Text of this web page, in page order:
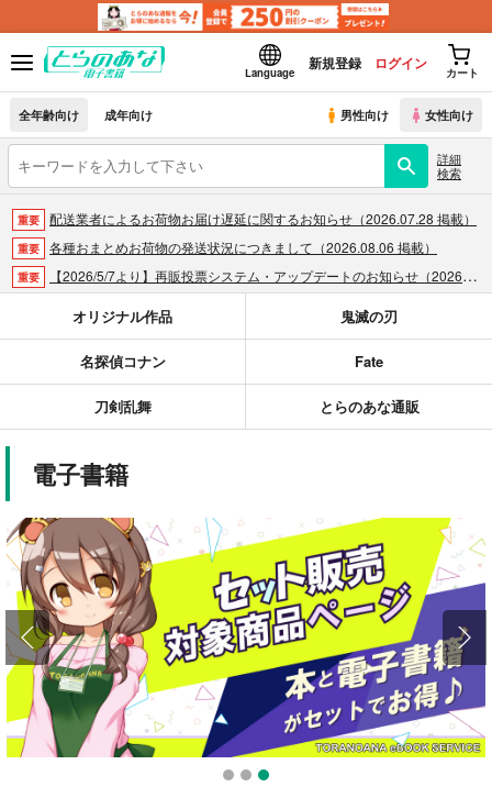
Language
新規登録 ログイン
カート
全年齢向け 成年向け 男性向け 女性向け
詳細
検索
重要 配送業者によるお荷物お届け遅延に関するお知らせ（2026.07.28 掲載）
重要 各種おまとめお荷物の発送状況につきまして（2026.08.06 掲載）
重要 【2026/5/7より】再販投票システム・アップデートのお知らせ（2026.05.07 掲載）
「とらのあな×駿河屋日本橋乙女同人誌館」通販店頭受取サービス開始のお知らせ（2026.01.05 更新｜2025.12.30 掲載）
重要 【2025/12/1より】「通販ポイント⇒とらコイン変換キャンペーン」終了のお知らせ（2025.11.21 掲載）
個人情報保護方針の改定について（2025.09.19 更新｜2025.08.01 掲載）
全てのお知らせを見る
オリジナル作品 鬼滅の刃
名探偵コナン Fate
刀剣乱舞 とらのあな通販
電子書籍
1 2 3